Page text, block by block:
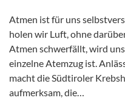
Atmen ist für uns
holen wir Luft, ohne
Atmen schwerfällt, wird
einzelne Atemzug ist.
macht die Südtiroler
aufmerksam, die…